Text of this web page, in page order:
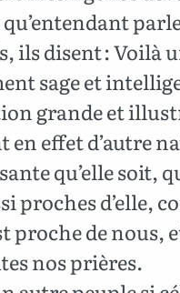
ils disent : Voilà
sage et
grande et
en effet d’autre
qu’elle soit,
proches d’elle,
proche de nous,
nos prières.